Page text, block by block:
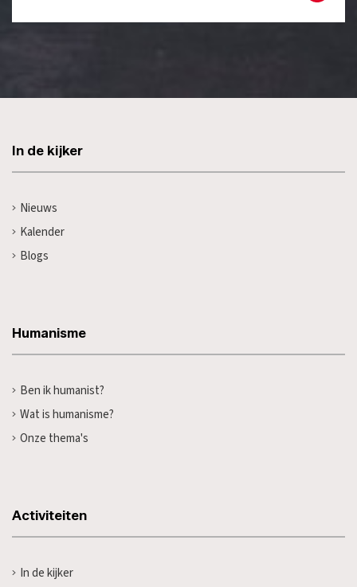
In de kijker
Nieuws
Kalender
Blogs
Humanisme
Ben ik humanist?
Wat is humanisme?
Onze thema's
Activiteiten
In de kijker